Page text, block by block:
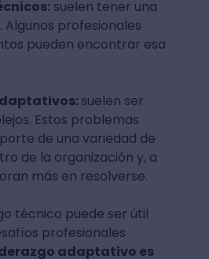
suelen tener una
Algunos profesionales
pueden encontrar esa
suelen ser
Estos problemas
de una variedad de
de la organización y, a
más en resolverse.
técnico puede ser útil
profesionales
adaptativo es